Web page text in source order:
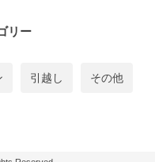
リー
引越し その他